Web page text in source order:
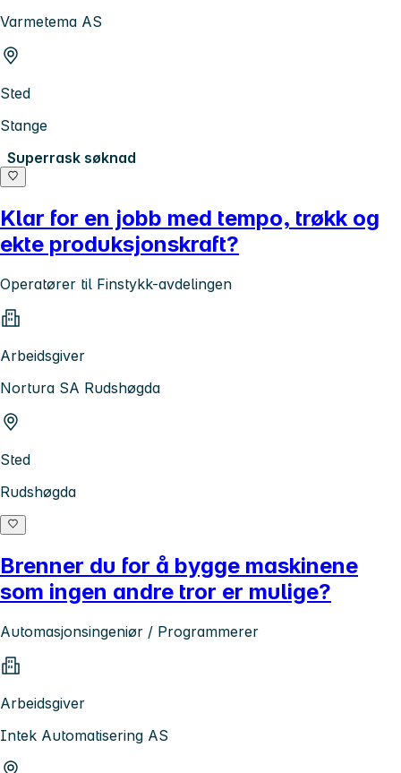
Varmetema AS
Sted
Stange
Superrask søknad
Klar for en jobb med tempo, trøkk og
ekte produksjonskraft?
Operatører til Finstykk-avdelingen
Arbeidsgiver
Nortura SA Rudshøgda
Sted
Rudshøgda
Brenner du for å bygge maskinene
som ingen andre tror er mulige?
Automasjonsingeniør / Programmerer
Arbeidsgiver
Intek Automatisering AS